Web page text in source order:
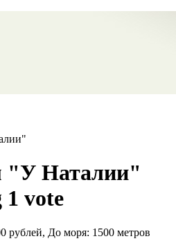
"У Наталии"
vote
рублей, До моря: 1500 метров